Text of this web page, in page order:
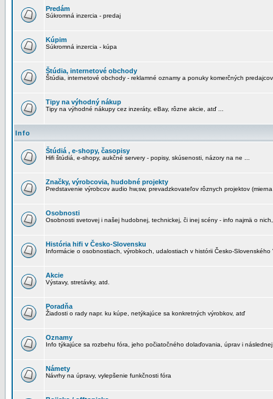
Predám
Súkromná inzercia - predaj
Kúpim
Súkromná inzercia - kúpa
Štúdia, internetové obchody
Štúdia, internetové obchody - reklamné oznamy a ponuky komerčných predajcov
Tipy na výhodný nákup
Tipy na výhodné nákupy cez inzeráty, eBay, rôzne akcie, atď ...
Info
Štúdiá , e-shopy, časopisy
Hifi štúdiá, e-shopy, aukčné servery - popisy, skúsenosti, názory na ne ...
Značky, výrobcovia, hudobné projekty
Predstavenie výrobcov audio hw,sw, prevadzkovateľov rôznych projektov
Osobnosti
Osobnosti svetovej i našej hudobnej, technickej, či inej scény - info najmä o
História hifi v Česko-Slovensku
Informácie o osobnostiach, výrobkoch, udalostiach v histórii Česko-Slovenského
Akcie
Výstavy, stretávky, atd.
Poradňa
Žiadosti o rady napr. ku kúpe, netýkajúce sa konkretných výrobkov, atď
Oznamy
Info týkajúce sa rozbehu fóra, jeho počiatočného dolaďovania, úprav i
Námety
Návrhy na úpravy, vylepšenie funkčnosti fóra